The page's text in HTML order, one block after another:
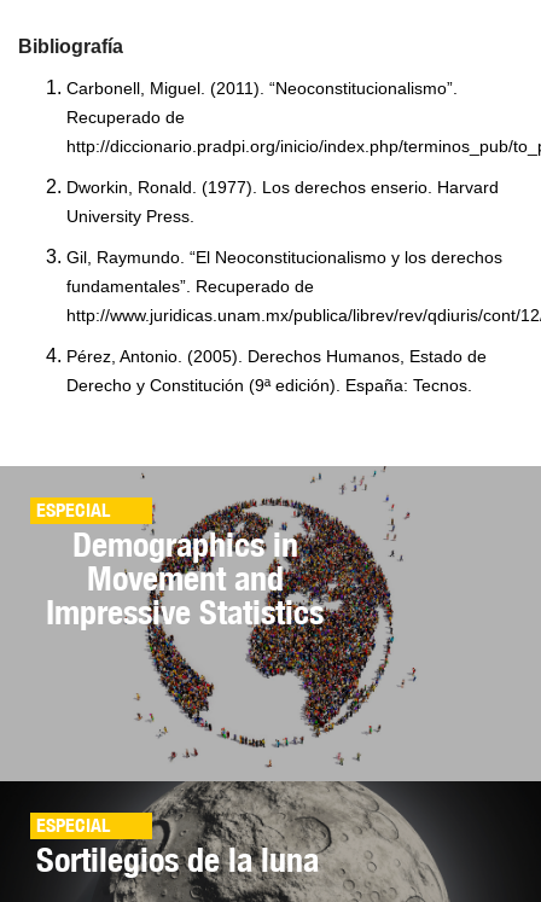
Bibliografía
Carbonell, Miguel. (2011). “Neoconstitucionalismo”.
Recuperado de
http://diccionario.pradpi.org/inicio/index.php/terminos_pub/
Dworkin, Ronald. (1977). Los derechos enserio. Harvard
University Press.
Gil, Raymundo. “El Neoconstitucionalismo y los derechos
fundamentales”. Recuperado de
http://www.juridicas.unam.mx/publica/librev/rev/qdiuris/cont/
Pérez, Antonio. (2005). Derechos Humanos, Estado de
Derecho y Constitución (9ª edición). España: Tecnos.
ESPECIAL
Demographics in
Movement and
Impressive Statistics
ESPECIAL
Sortilegios de la luna